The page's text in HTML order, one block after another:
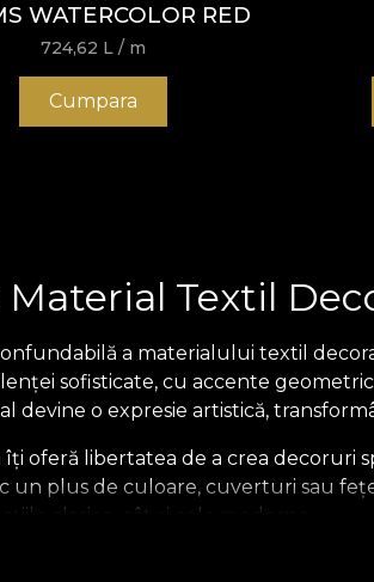
WATERCOLOR RED
724,62 L / m
Cumpara
Material Textil
a materialului textil
sofisticate, cu accente
devine o expresie artistică,
oferă libertatea de a crea decoruri
plus de culoare, cuverturi sau
clasice, cât și cele moderne.